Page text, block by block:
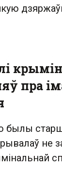
пра
былы
не